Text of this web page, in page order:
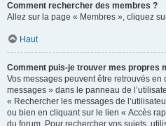
Comment rechercher des membres ?
Allez sur la page « Membres », cliquez
Haut
Comment puis-je trouver mes propres
Vos messages peuvent être retrouvés en
messages » dans le panneau de
« Rechercher les messages de
ou bien en cliquant sur le lien « Accès
du forum. Pour rechercher vos sujets,